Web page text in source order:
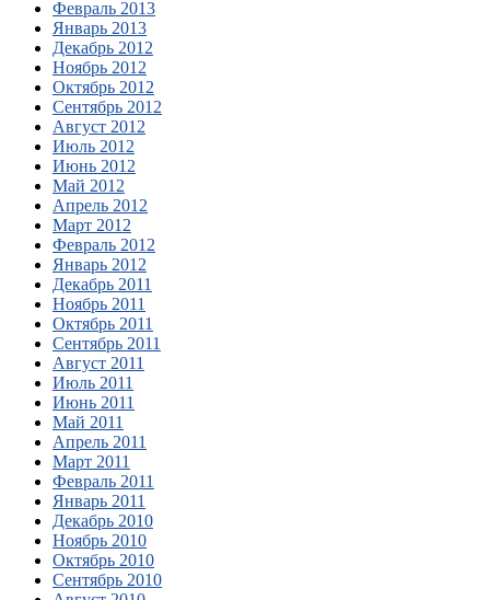
Февраль 2013
Январь 2013
Декабрь 2012
Ноябрь 2012
Октябрь 2012
Сентябрь 2012
Август 2012
Июль 2012
Июнь 2012
Май 2012
Апрель 2012
Март 2012
Февраль 2012
Январь 2012
Декабрь 2011
Ноябрь 2011
Октябрь 2011
Сентябрь 2011
Август 2011
Июль 2011
Июнь 2011
Май 2011
Апрель 2011
Март 2011
Февраль 2011
Январь 2011
Декабрь 2010
Ноябрь 2010
Октябрь 2010
Сентябрь 2010